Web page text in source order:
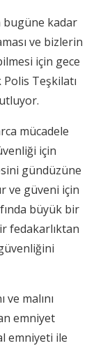
bugüne kadar
ve bizlerin
için gece
Teşkilatı
mücadele
için
gündüzüne
ve güveni için
büyük bir
fedakarlıktan
ve malını
emniyet
emniyeti ile